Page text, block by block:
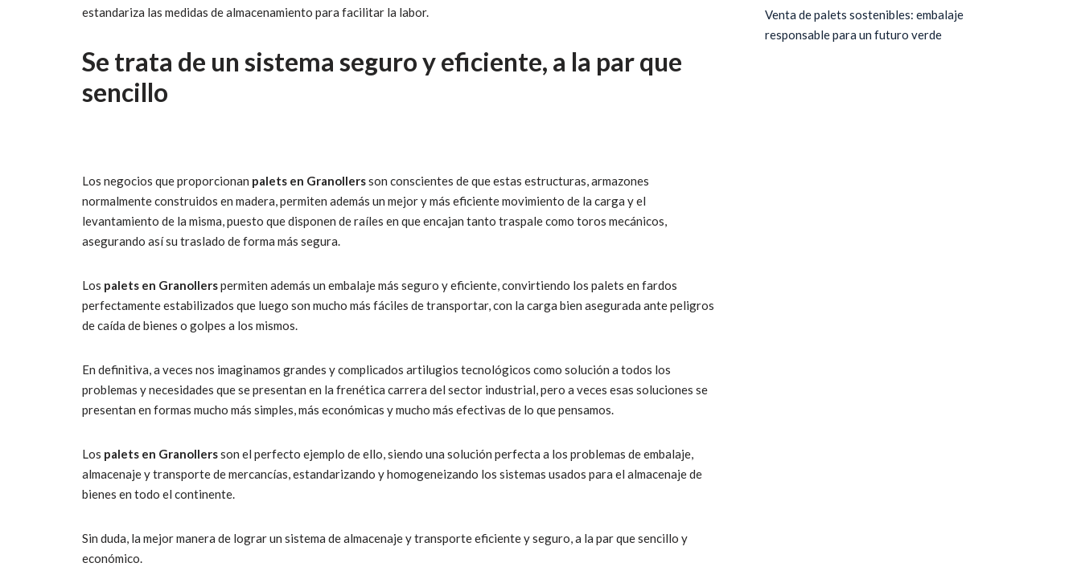
estandariza las medidas de almacenamiento para facilitar la labor.
Se trata de un sistema seguro y eficiente, a la par que
sencillo
Los negocios que proporcionan palets en Granollersson conscientes de que estas estructuras, armazones
normalmente construidos en madera, permiten además un mejor y más eficiente movimiento de la carga y el
levantamiento de la misma, puesto que disponen de raíles en que encajan tanto traspale como toros mecánicos,
asegurando así su traslado de forma más segura.
Los palets en Granollerspermiten además un embalaje más seguro y eficiente, convirtiendo los palets en fardos
perfectamente estabilizados que luego son mucho más fáciles de transportar, con la carga bien asegurada ante peligros
de caída de bienes o golpes a los mismos.
En definitiva, a veces nos imaginamos grandes y complicados artilugios tecnológicos como solución a todos los
problemas y necesidades que se presentan en la frenética carrera del sector industrial, pero a veces esas soluciones se
presentan en formas mucho más simples, más económicas y mucho más efectivas de lo que pensamos.
Los palets en Granollersson el perfecto ejemplo de ello, siendo una solución perfecta a los problemas de embalaje,
almacenaje y transporte de mercancías, estandarizando y homogeneizando los sistemas usados para el almacenaje de
bienes en todo el continente.
Sin duda, la mejor manera de lograr un sistema de almacenaje y transporte eficiente y seguro, a la par que sencillo y
económico.
Venta de palets sostenibles: embalaje
responsable para un futuro verde